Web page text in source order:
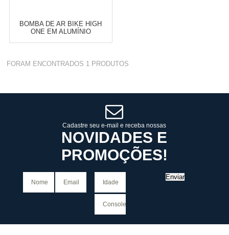
BOMBA DE AR BIKE HIGH
ONE EM ALUMÍNIO
Varejo: R$ 4.050,70
10 x de R$ 255,09
FORAM ENCONTRADOS 1 PRODUTOS
Cadastre seu e-mail e receba nossas
NOVIDADES E
PROMOÇÕES!
Enviar